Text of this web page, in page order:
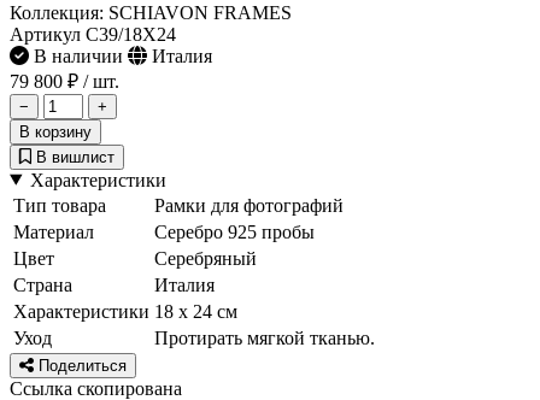
Коллекция: SCHIAVON FRAMES
Артикул C39/18X24
В наличии
Италия
79 800 ₽ / шт.
−
+
В корзину
В вишлист
Характеристики
Тип товара
Рамки для фотографий
Материал
Серебро 925 пробы
Цвет
Серебряный
Страна
Италия
Характеристики 18 х 24 см
Уход
Протирать мягкой тканью.
Поделиться
Ссылка скопирована